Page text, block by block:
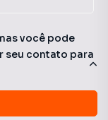
você pode
seu contato para